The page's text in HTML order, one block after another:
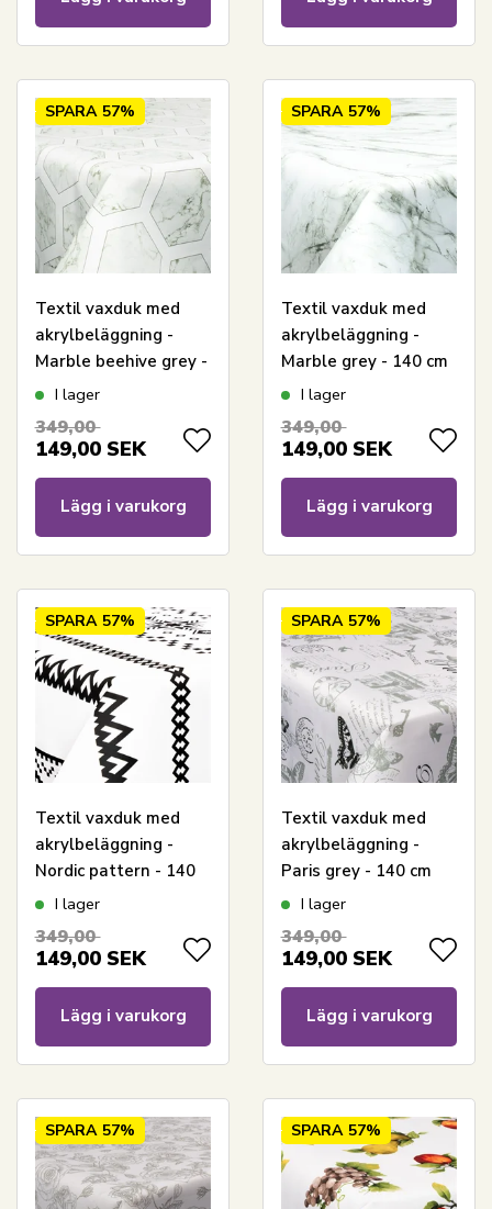
SPARA 57%
Textil vaxduk med
akrylbeläggning -
Marble beehive grey -
140 cm bred - På
I lager
349,00
149,00 SEK
Lägg i varukorg
SPARA 57%
Textil vaxduk med
akrylbeläggning -
Marble grey - 140 cm
bred - På metervis
I lager
349,00
149,00 SEK
Lägg i varukorg
SPARA 57%
Textil vaxduk med
akrylbeläggning -
Nordic pattern - 140
cm bred - På metervis
I lager
349,00
149,00 SEK
Lägg i varukorg
SPARA 57%
Textil vaxduk med
akrylbeläggning -
Paris grey - 140 cm
bred - På metervara
I lager
349,00
149,00 SEK
Lägg i varukorg
SPARA 57% SPARA 57%